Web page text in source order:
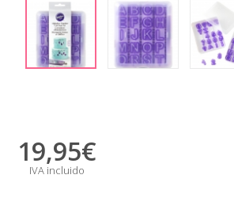
19,95€
IVA incluido